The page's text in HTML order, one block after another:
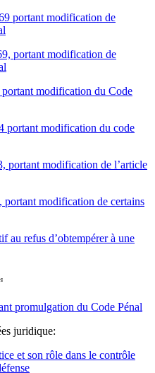
portant modification de
portant modification de
modification du Code
portant modification du code
portant modification de l’article
modification de certains
au refus d’obtempérer à une
promulgation du Code Pénal
juridique:
et son rôle dans le contrôle